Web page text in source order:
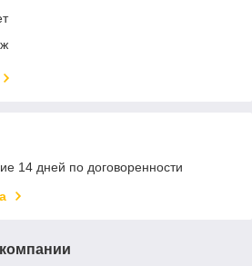
14 дней по договоренности